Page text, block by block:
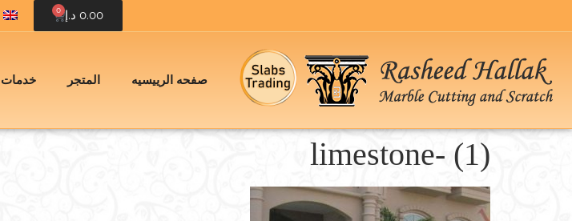
0.00 د.إ 0
صفحه الرييسيه المتجر خدمات
limestone- (1)